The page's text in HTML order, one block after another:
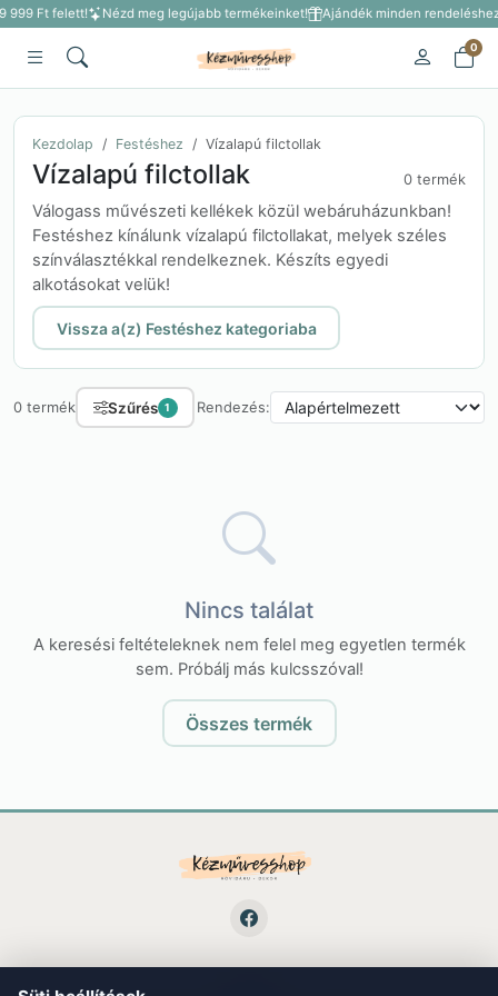
999 Ft felett! Nézd meg legújabb termékeinket! Ajándék minden
0
Kezdolap Festéshez Vízalapú filctollak
Vízalapú filctollak 0 termék
Válogass művészeti kellékek közül webáruházunkban!
Festéshez kínálunk vízalapú filctollakat, melyek széles
színválasztékkal rendelkeznek. Készíts egyedi
alkotásokat velük!
Vissza a(z) Festéshez kategoriaba
0 termék Szűrés 1 Rendezés:
Nincs találat
A keresési feltételeknek nem felel meg egyetlen termék
sem. Próbálj más kulcsszóval!
Összes termék